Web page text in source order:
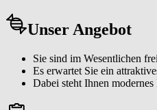
Unser Angebot
Sie sind im Wesentlichen
Es erwartet Sie ein
Dabei steht Ihnen